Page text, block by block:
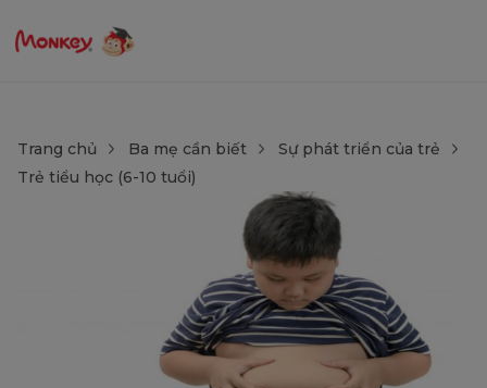
Trang chủ Ba mẹ cần biết
Sự phát triển của trẻ
Trẻ tiểu học (6-10 tuổi)